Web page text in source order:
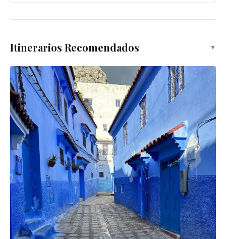
Atracción
Ver en el mapa →
🚗 Consejos de Ruta
Sydney to Melbourne: The Ultimate